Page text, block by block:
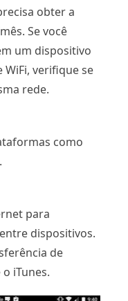
obter a
Se você
um dispositivo
WiFi, verifique se
rede.
como
para
dispositivos.
de
iTunes.